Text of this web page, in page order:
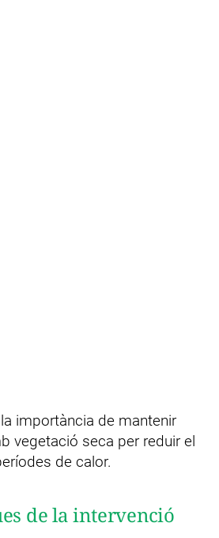
importància de mantenir
vegetació seca per reduir el
de calor.
de la intervenció